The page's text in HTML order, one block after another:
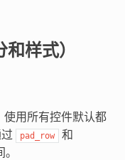
样式）
使用所有控件默认都
pad_row 和